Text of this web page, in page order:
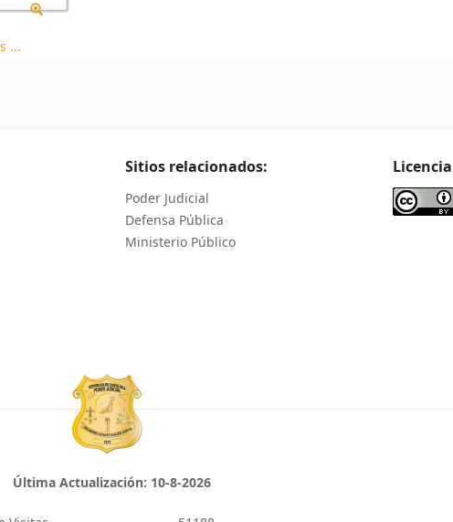
...
Sitios relacionados:
Poder Judicial
Defensa Pública
Ministerio Público
Licencia
Última Actualización: 10-8-2026